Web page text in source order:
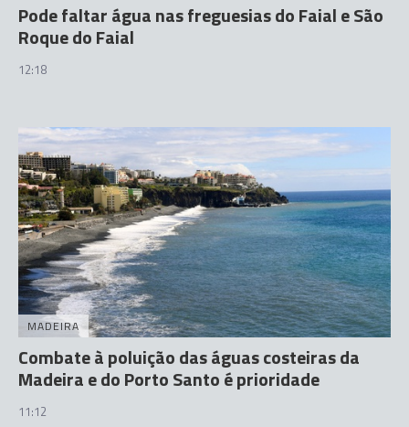
Pode faltar água nas freguesias do Faial e São
Roque do Faial
12:18
MADEIRA
Combate à poluição das águas costeiras da
Madeira e do Porto Santo é prioridade
11:12